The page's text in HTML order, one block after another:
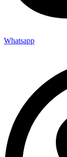
Whatsapp